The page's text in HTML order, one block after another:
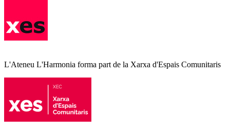
L'Ateneu L'Harmonia forma part de la Xarxa d'Espais Comunitaris